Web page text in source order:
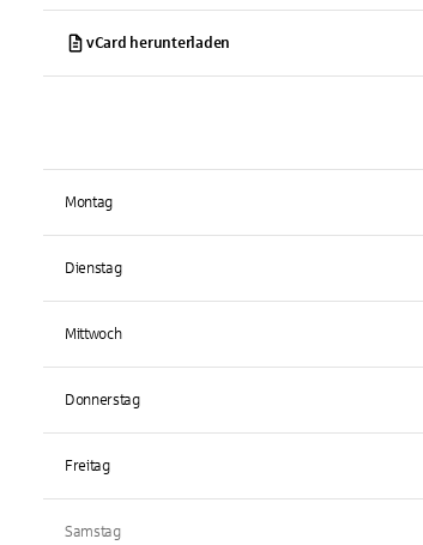
vCard herunterladen
Montag
Dienstag
Mittwoch
Donnerstag
Freitag
Samstag